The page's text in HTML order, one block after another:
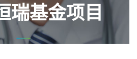
瑞基金项目